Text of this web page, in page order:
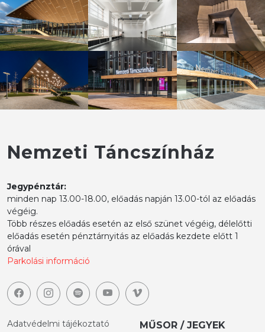
Nemzeti Táncszínház
Jegypénztár:
minden nap 13.00-18.00, előadás napján 13.00-tól az előadás
végéig.
Több részes előadás esetén az első szünet végéig, délelőtti
előadás esetén pénztárnyitás az előadás kezdete előtt 1
órával
Parkolási információ
Adatvédelmi tájékoztató
MŰSOR / JEGYEK